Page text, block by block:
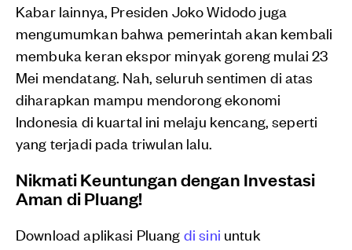
Kabar lainnya, Presiden Joko Widodo juga
mengumumkan bahwa pemerintah akan kembali
membuka keran ekspor minyak goreng mulai 23
Mei mendatang. Nah, seluruh sentimen di atas
diharapkan mampu mendorong ekonomi
Indonesia di kuartal ini melaju kencang, seperti
yang terjadi pada triwulan lalu.
Nikmati Keuntungan dengan Investasi
Aman di Pluang!
Download aplikasi Pluang di sini untuk